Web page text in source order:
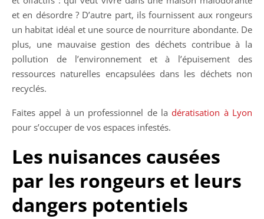
et en désordre ? D’autre part, ils fournissent aux rongeurs
un habitat idéal et une source de nourriture abondante. De
plus, une mauvaise gestion des déchets contribue à la
pollution de l’environnement et à l’épuisement des
ressources naturelles encapsulées dans les déchets non
recyclés.
Faites appel à un professionnel de ladératisation à Lyon
pour s’occuper de vos espaces infestés.
Les nuisances causées
par les rongeurs et leurs
dangers potentiels